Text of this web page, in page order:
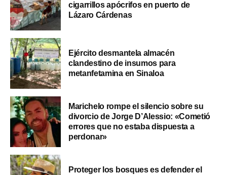
cigarrillos apócrifos en puerto de
Lázaro Cárdenas
Ejército desmantela almacén
clandestino de insumos para
metanfetamina en Sinaloa
Marichelo rompe el silencio sobre su
divorcio de Jorge D’Alessio: «Cometió
errores que no estaba dispuesta a
perdonar»
Proteger los bosques es defender el